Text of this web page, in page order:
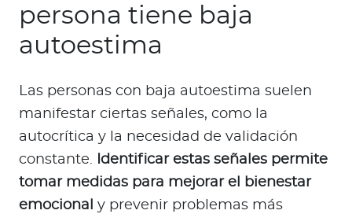
persona tiene baja
autoestima
Las personas con baja autoestima suelen
manifestar ciertas señales, como la
autocrítica y la necesidad de validación
constante. Identificar estas señales permite
tomar medidas para mejorar el bienestar
emocional
y prevenir problemas más